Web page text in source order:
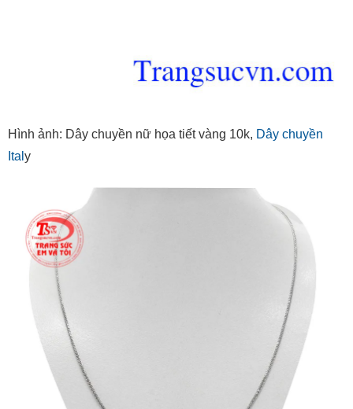
Hình ảnh: Dây chuyền nữ họa tiết vàng 10k, Dây chuyền
Ital y